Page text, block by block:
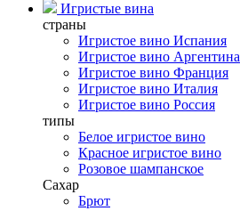
Игристые вина
страны
Игристое вино Испания
Игристое вино Аргентина
Игристое вино Франция
Игристое вино Италия
Игристое вино Россия
типы
Белое игристое вино
Красное игристое вино
Розовое шампанское
Сахар
Брют